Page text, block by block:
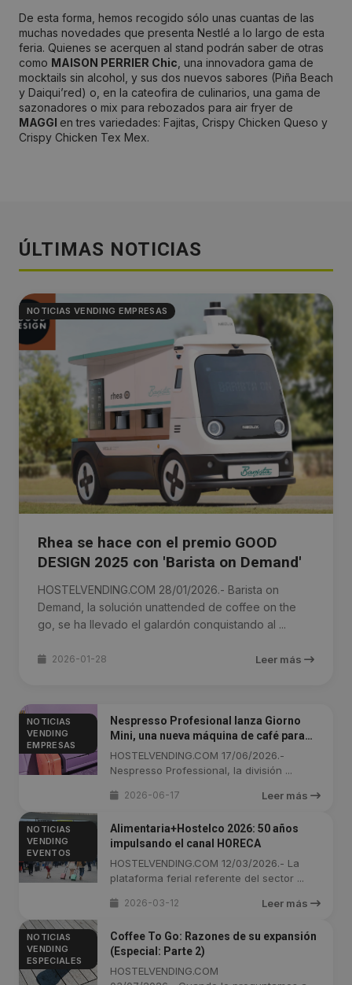
De esta forma, hemos recogido sólo unas cuantas de las
muchas novedades que presenta Nestlé a lo largo de esta
feria. Quienes se acerquen al stand podrán saber de otras
como MAISON PERRIER Chic , una innovadora gama de
mocktails sin alcohol, y sus dos nuevos sabores (Piña Beach
y Daiqui’red) o, en la cateofira de culinarios, una gama de
sazonadores o mix para rebozados para air fryer de
MAGGI en tres variedades: Fajitas, Crispy Chicken Queso y
Crispy Chicken Tex Mex.
ÚLTIMAS NOTICIAS
NOTICIAS VENDING EMPRESAS
Rhea se hace con el premio GOOD
DESIGN 2025 con 'Barista on Demand'
HOSTELVENDING.COM 28/01/2026.- Barista on
Demand, la solución unattended de coffee on the
go, se ha llevado el galardón conquistando al ...
2026-01-28 Leer más
NOTICIAS
VENDING
EMPRESAS
Nespresso Profesional lanza Giorno
Mini, una nueva máquina de café para
hoteles y oficinas
HOSTELVENDING.COM 17/06/2026.-
Nespresso Professional, la división ...
2026-06-17 Leer más
NOTICIAS
VENDING
EVENTOS
Alimentaria+Hostelco 2026: 50 años
impulsando el canal HORECA
HOSTELVENDING.COM 12/03/2026.- La
plataforma ferial referente del sector ...
2026-03-12 Leer más
NOTICIAS
VENDING
ESPECIALES
Coffee To Go: Razones de su expansión
(Especial: Parte 2)
HOSTELVENDING.COM